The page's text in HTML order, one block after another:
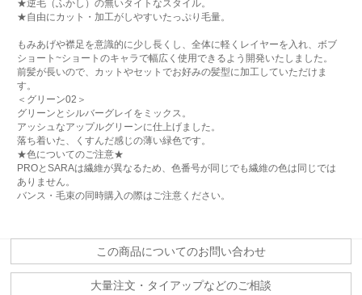
★逆毛（ふかし）の無いタイトなスタイル。
★自由にカット・加工がしやすいたっぷり毛量。
もみあげや襟足を意識的に少し長くし、全体に軽くレイヤーを入れ、ボブ
ショート~ショートのキャラで幅広く使用できるよう開発いたしました。
前髪が長いので、カットやセットでお好みの髪型に加工していただけま
す。
＜グリーン02＞
グリーンとシルバーグレイをミックス。
アッシュなアップルグリーンに仕上げました。
落ち着いた、くすんだ感じの薄い緑色です。
★色についてのご注意★
PROとSARAは繊維が異なるため、色番号が同じでも繊維の色は同じでは
ありません。
バンス・毛束の同時購入の際はご注意ください。
この商品についてのお問い合わせ
大量注文・タイアップなどのご相談